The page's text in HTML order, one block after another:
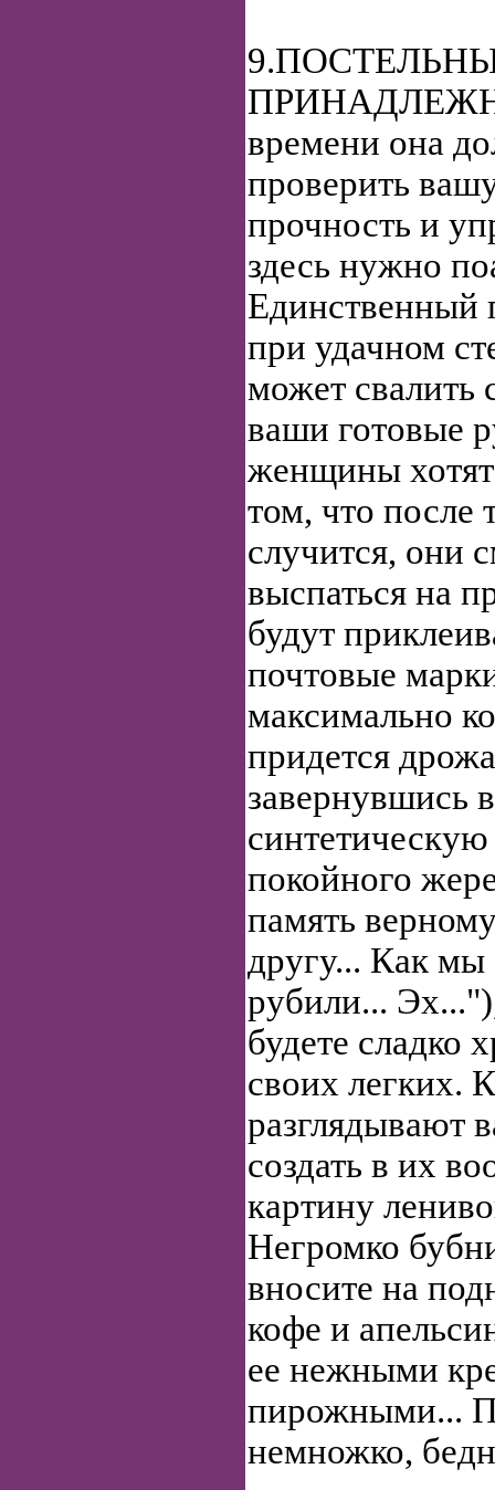
времени она
проверить
прочность и
здесь нужно
Единственный
при удачном
может свалить
ваши готовые
женщины
том, что после
случится, они
выспаться на
будут
почтовые
максимально
придется
завернувшись
покойного
память
другу... Как
рубили...
будете сладко
своих легких.
разглядывают
создать в их
картину
Негромко
вносите на
кофе и
ее нежными
пирожными...
немножко,